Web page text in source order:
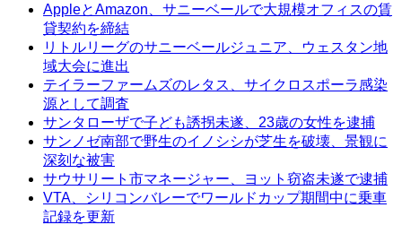
AppleとAmazon、サニーベールで大規模オフィスの賃
貸契約を締結
リトルリーグのサニーベールジュニア、ウェスタン地
域大会に進出
テイラーファームズのレタス、サイクロスポーラ感染
源として調査
サンタローザで子ども誘拐未遂、23歳の女性を逮捕
サンノゼ南部で野生のイノシシが芝生を破壊、景観に
深刻な被害
サウサリート市マネージャー、ヨット窃盗未遂で逮捕
VTA、シリコンバレーでワールドカップ期間中に乗車
記録を更新